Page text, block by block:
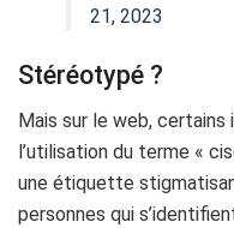
21, 2023
Stéréotypé ?
Mais sur le web,
l’utilisation du terme «
une étiquette
personnes qui